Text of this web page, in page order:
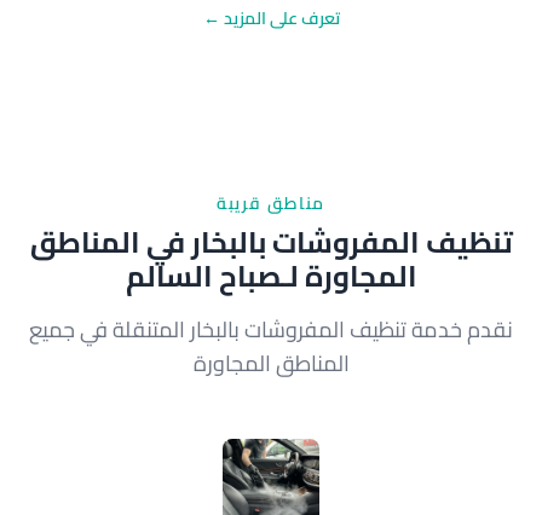
تعرف على المزيد ←
مناطق قريبة
تنظيف المفروشات بالبخار في المناطق
المجاورة لـصباح السالم
نقدم خدمة تنظيف المفروشات بالبخار المتنقلة في جميع
المناطق المجاورة